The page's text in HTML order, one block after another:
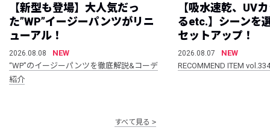
【新型も登場】大人気だっ
た”WP”イージーパンツがリニ
ューアル！
2026.08.08
NEW
“WP”のイージーパンツを徹底解説&コーデ
紹介
【吸水速乾、UV
るetc.】シーンを
セットアップ！
2026.08.07
NEW
RECOMMEND ITEM vol.334
すべて見る